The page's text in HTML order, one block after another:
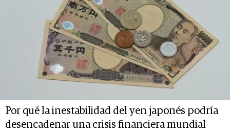
Por qué la inestabilidad del yen japonés podría
desencadenar una crisis financiera mundial